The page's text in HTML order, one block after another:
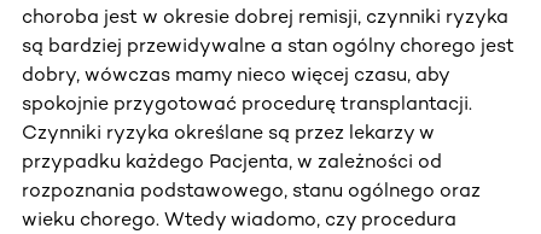
choroba jest w okresie dobrej remisji, czynniki ryzyka
są bardziej przewidywalne a stan ogólny chorego jest
dobry, wówczas mamy nieco więcej czasu, aby
spokojnie przygotować procedurę transplantacji.
Czynniki ryzyka określane są przez lekarzy w
przypadku każdego Pacjenta, w zależności od
rozpoznania podstawowego, stanu ogólnego oraz
wieku chorego. Wtedy wiadomo, czy procedura